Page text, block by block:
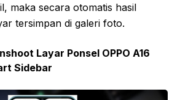
maka secara otomatis hasil
tersimpan di galeri foto.
Layar Ponsel OPPO A16
Sidebar